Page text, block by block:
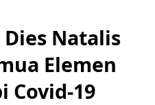
Natalis
Elemen
Covid-19